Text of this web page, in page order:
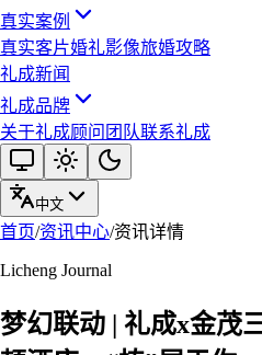
真实案例
真实客片婚礼影像旅婚攻略
礼成新闻
礼成品牌
关于礼成顾问团队联系礼成
中文
首页/资讯中心/资讯详情
Licheng Journal
梦幻联动 | 礼成x金茂